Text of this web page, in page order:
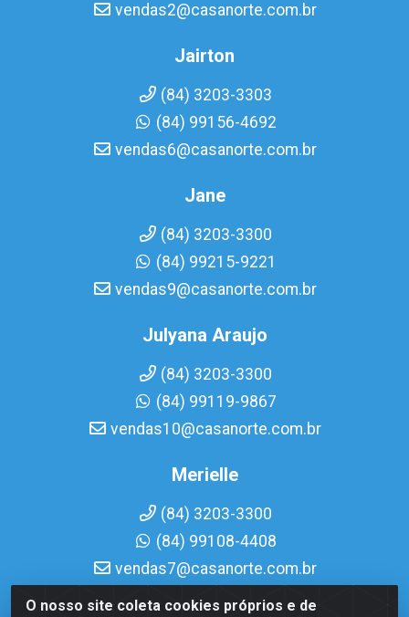
O nosso site coleta cookies próprios e de
vendas2@casanorte.com.br
Jairton
(84) 3203-3303
(84) 99156-4692
vendas6@casanorte.com.br
Jane
(84) 3203-3300
(84) 99215-9221
vendas9@casanorte.com.br
Julyana Araujo
(84) 3203-3300
(84) 99119-9867
vendas10@casanorte.com.br
Merielle
(84) 3203-3300
(84) 99108-4408
vendas7@casanorte.com.br